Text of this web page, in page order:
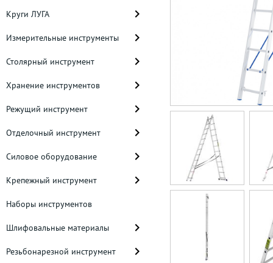
Круги ЛУГА
Измерительные инструменты
Столярный инструмент
Хранение инструментов
Режущий инструмент
Отделочный инструмент
Силовое оборудование
Крепежный инструмент
Наборы инструментов
Шлифовальные материалы
Резьбонарезной инструмент